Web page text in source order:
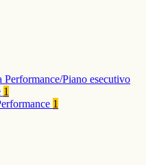
Performance/Piano esecutivo
1
1